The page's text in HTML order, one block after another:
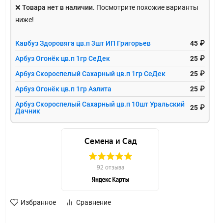
❌ Товара нет в наличии. Посмотрите похожие варианты
ниже!
Кавбуз Здоровяга цв.п 3шт ИП Григорьев
45 ₽
Арбуз Огонёк цв.п 1гр СеДек
25 ₽
Арбуз Скороспелый Сахарный цв.п 1гр СеДек
25 ₽
Арбуз Огонёк цв.п 1гр Аэлита
25 ₽
Арбуз Скороспелый Сахарный цв.п 10шт Уральский
Дачник
25 ₽
Избранное Сравнение